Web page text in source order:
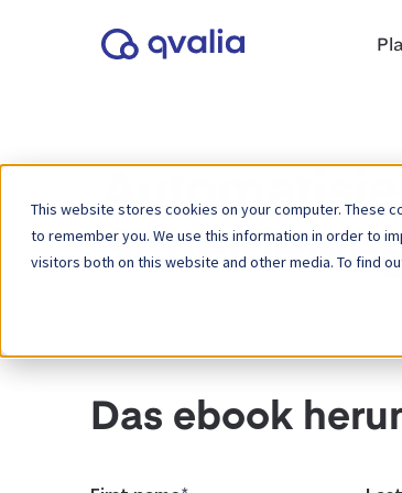
This website stores cookies on your computer. These
to remember you. We use this information in order to
visitors both on this website and other media. To find
Das ebook